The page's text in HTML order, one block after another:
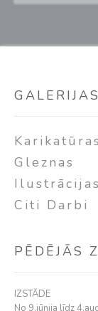
GALERIJAS
Karikatūras
Gleznas
Ilustrācijas
Citi Darbi
PĒDĒJĀS
IZSTĀDE
No 9.jūnija līdz